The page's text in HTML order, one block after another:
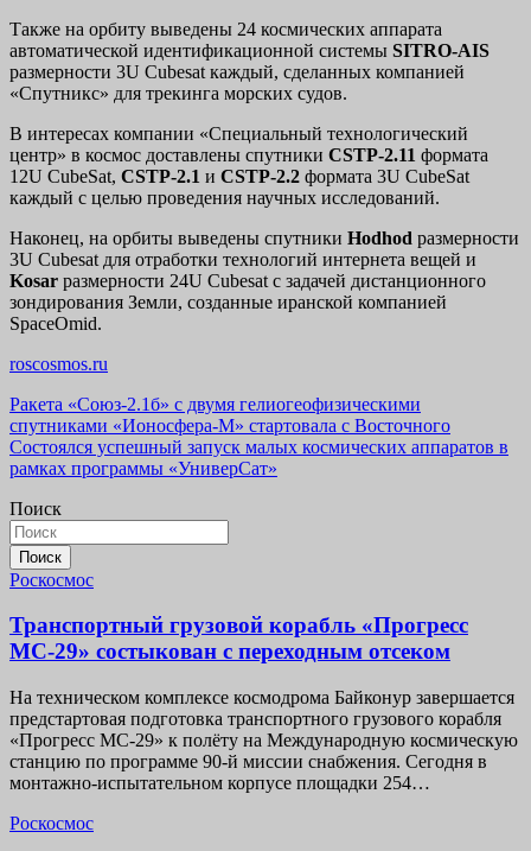
Также на орбиту выведены 24 космических аппарата
автоматической идентификационной системы SITRO-AIS
размерности 3U Cubesat каждый, сделанных компанией
«Спутникс» для трекинга морских судов.
В интересах компании «Специальный технологический
центр» в космос доставлены спутники CSTP-2.11 формата
12U CubeSat, CSTP-2.1 и CSTP-2.2 формата 3U CubeSat
каждый с целью проведения научных исследований.
Наконец, на орбиты выведены спутники Hodhod размерности
3U Cubesat для отработки технологий интернета вещей и
Kosar размерности 24U Cubesat с задачей дистанционного
зондирования Земли, созданные иранской компанией
SpaceOmid.
roscosmos.ru
Навигация
по
записям
Ракета «Союз-2.1б» с двумя гелиогеофизическими
спутниками «Ионосфера-М» стартовала с Восточного
Состоялся успешный запуск малых космических аппаратов в
рамках программы «УниверСат»
Поиск
Поиск
Роскосмос
Транспортный грузовой корабль «Прогресс
МС-29» состыкован с переходным отсеком
На техническом комплексе космодрома Байконур завершается
предстартовая подготовка транспортного грузового корабля
«Прогресс МС-29» к полёту на Международную космическую
станцию по программе 90-й миссии снабжения. Сегодня в
монтажно-испытательном корпусе площадки 254…
Роскосмос